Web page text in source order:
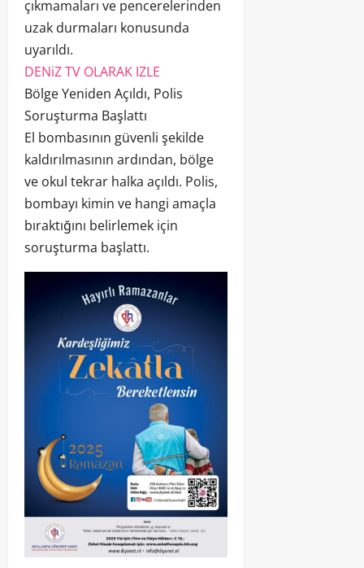
çıkmamaları ve pencerelerinden
uzak durmaları konusunda
uyarıldı.
DENiZ TV OLARAK IZLE
Bölge Yeniden Açıldı, Polis
Soruşturma Başlattı
El bombasının güvenli şekilde
kaldırılmasının ardından, bölge
ve okul tekrar halka açıldı. Polis,
bombayı kimin ve hangi amaçla
bıraktığını belirlemek için
soruşturma başlattı.